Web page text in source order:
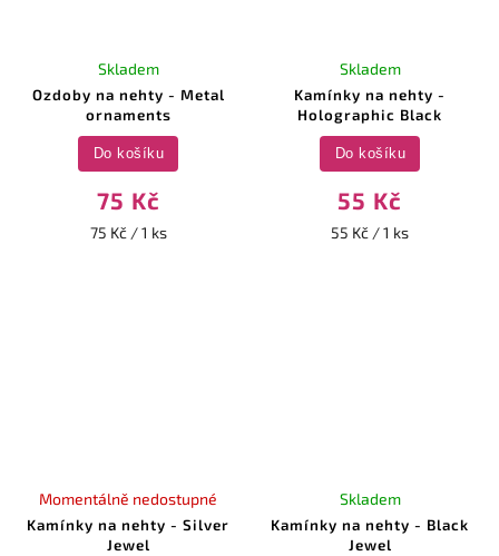
Ozdoby na nehty - Metal
ornaments
Skladem
75 Kč
75 Kč / 1 ks
Do košíku
Kamínky na nehty -
Holographic Black
Skladem
55 Kč
55 Kč / 1 ks
Do košíku
Kamínky na nehty - Silver
Jewel
Momentálně nedostupné
Kamínky na nehty - Black
Jewel
Skladem